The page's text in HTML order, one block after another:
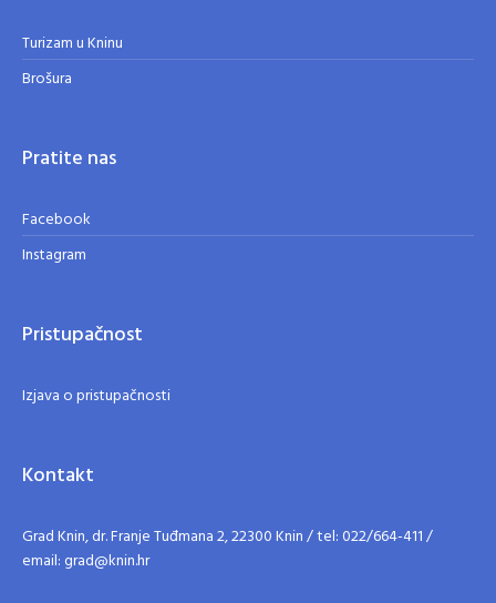
Turizam u Kninu
Brošura
Pratite nas
Facebook
Instagram
Pristupačnost
Izjava o pristupačnosti
Kontakt
Grad Knin, dr. Franje Tuđmana 2, 22300 Knin / tel: 022/664-411 /
email: grad@knin.hr